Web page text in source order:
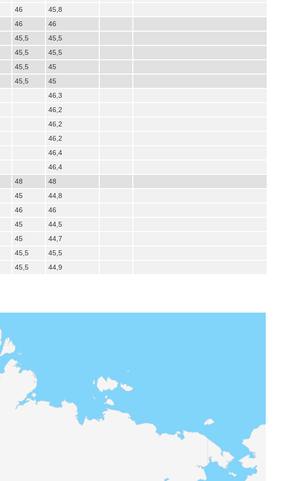
46 45,8
46
46
45,5
45,5
45,5
45,5
45,5
45
45,5 45
46,3
46,2
46,2
46,2
46,4
46,4
48 48
45
44,8
46
46
45
44,5
45
44,7
45,5
45,5
45,5 44,9